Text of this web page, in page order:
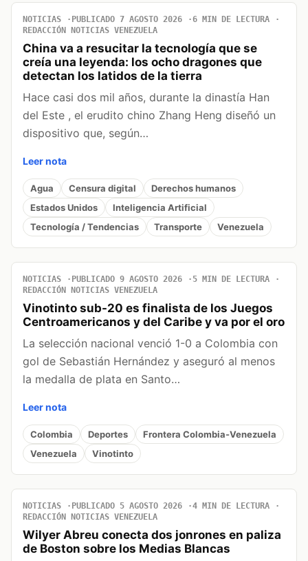
NOTICIAS PUBLICADO 7 AGOSTO 2026
6 MIN DE LECTURA
REDACCIÓN NOTICIAS VENEZUELA
China va a resucitar la tecnología que se
creía una leyenda: los ocho dragones que
detectan los latidos de la tierra
Hace casi dos mil años, durante la dinastía Han
del Este , el erudito chino Zhang Heng diseñó un
dispositivo que, según…
Leer nota
Agua Censura digital
Derechos humanos
Estados Unidos
Inteligencia Artificial
Tecnología / Tendencias
Transporte Venezuela
NOTICIAS PUBLICADO 9 AGOSTO 2026
5 MIN DE LECTURA
REDACCIÓN NOTICIAS VENEZUELA
Vinotinto sub-20 es finalista de los Juegos
Centroamericanos y del Caribe y va por el oro
La selección nacional venció 1-0 a Colombia con
gol de Sebastián Hernández y aseguró al menos
la medalla de plata en Santo…
Leer nota
Colombia Deportes
Frontera Colombia-Venezuela
Venezuela
Vinotinto
NOTICIAS PUBLICADO 5 AGOSTO 2026
4 MIN DE LECTURA
REDACCIÓN NOTICIAS VENEZUELA
Wilyer Abreu conecta dos jonrones en paliza
de Boston sobre los Medias Blancas